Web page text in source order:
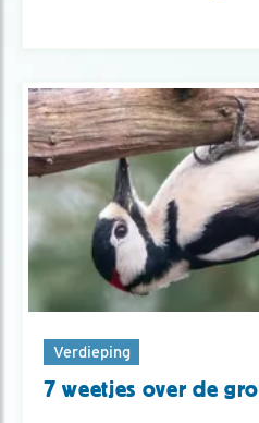
Verdieping
7 weetjes over de